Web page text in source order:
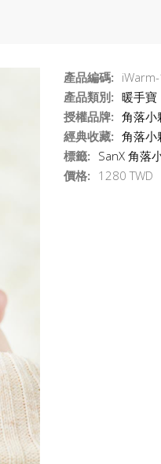
產品編碼:
產品類別: 暖手寶
授權品牌: 角落小
經典收藏: 角落小
標籤: SanX 角落
價格: 1280 TWD